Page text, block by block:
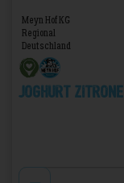
Meyn Hof KG
Regional
Deutschland
Joghurt Zitrone